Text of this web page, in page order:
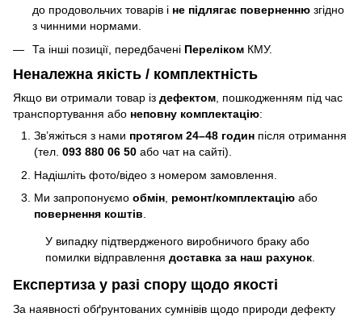
до продовольчих товарів і не підлягає поверненню згідно
з чинними нормами.
Та інші позиції, передбачені Переліком КМУ.
Неналежна якість / комплектність
Якщо ви отримали товар із дефектом, пошкодженням під час
транспортування або неповну комплектацію:
Зв’яжіться з нами протягом 24–48 годин після отримання
(тел. 093 880 06 50 або чат на сайті).
Надішліть фото/відео з номером замовлення.
Ми запропонуємо обмін ремонт/комплектацію або
повернення коштів
У випадку підтвердженого виробничого браку або
помилки відправлення доставка за наш рахунок
Експертиза у разі спору щодо якості
За наявності обґрунтованих сумнівів щодо природи дефекту